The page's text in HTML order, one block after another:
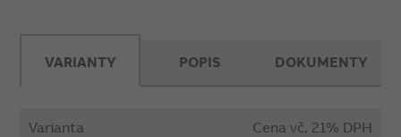
VARIANTY
Varianta Cena vč. 21% DPH
POPIS DOKUMENTY